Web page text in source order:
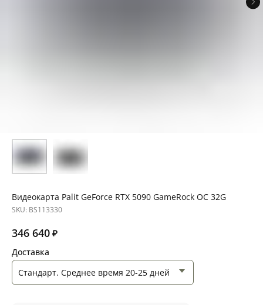
Видеокарта Palit GeForce RTX 5090 GameRock OC 32G
SKU: BS113330
346 640 ₽
Доставка